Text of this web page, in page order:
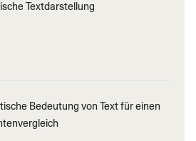
Textdarstellung
Bedeutung von Text für einen